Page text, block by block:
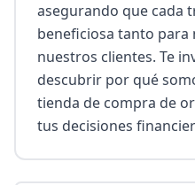
asegurando que cada
beneficiosa tanto
nuestros clientes. Te
descubrir por qué
tienda de compra de
tus decisiones